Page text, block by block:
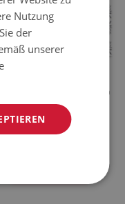
SELBSTKLEBEND
VÖGEL
Nutzung
der
unserer